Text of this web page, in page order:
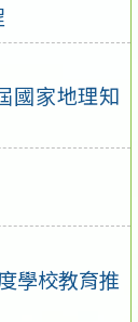
國家地理知
學校教育推